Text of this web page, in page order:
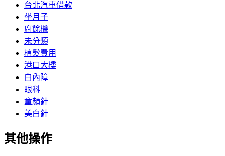
台北汽車借款
坐月子
廚餘機
未分類
植髮費用
港口大樓
白內障
眼科
童顏針
美白針
其他操作